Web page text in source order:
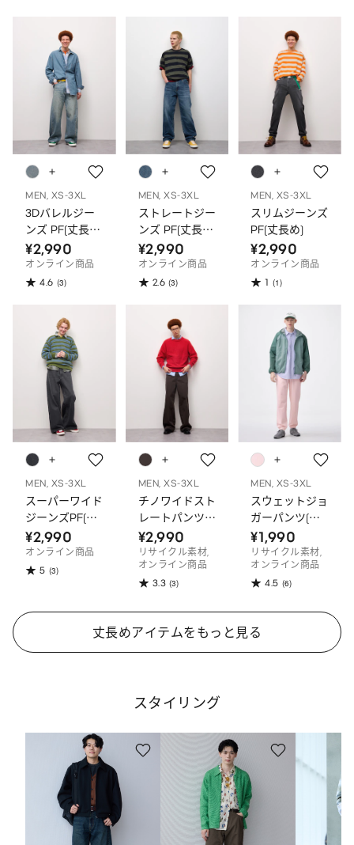
MEN, XS-3XL
3Dバレルジー
ンズ PF(丈長
め)
¥2,990
オンライン商品
4.6 (3)
MEN, XS-3XL
ストレートジー
ンズ PF(丈長
め)
¥2,990
オンライン商品
2.6 (3)
MEN, XS-3XL
スリムジーンズ
PF(丈長め)
¥2,990
オンライン商品
1 (1)
MEN, XS-3XL
スーパーワイド
ジーンズPF(丈
長め)
¥2,990
オンライン商品
5 (3)
MEN, XS-3XL
チノワイドスト
レートパンツ
CL(丈長め)
¥2,990
リサイクル素材,
オンライン商品
3.3 (3)
MEN, XS-3XL
スウェットジョ
ガーパンツ(丈
長め74.0～
78.0cm)
¥1,990
リサイクル素材,
オンライン商品
4.5 (6)
丈長めアイテムをもっと見る
スタイリング